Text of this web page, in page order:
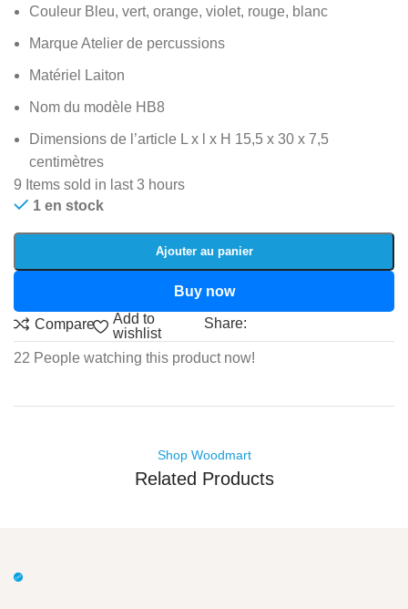
Couleur Bleu, vert, orange, violet, rouge, blanc
Marque Atelier de percussions
Matériel Laiton
Nom du modèle HB8
Dimensions de l’article L x l x H 15,5 x 30 x 7,5
centimètres
9 Items sold in last 3 hours
1 en stock
Ajouter au panier
Buy now
Compare
Add to
wishlist
Share:
22 People watching this product now!
Shop Woodmart
Related Products